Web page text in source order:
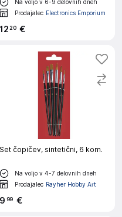
Na voljo v 6-9 delovnih dneh
Prodajalec Electronics Emporium
12 20 €
Set čopičev, sintetični, 6 kom.
Na voljo v 4-7 delovnih dneh
Prodajalec Rayher Hobby Art
9 99 €